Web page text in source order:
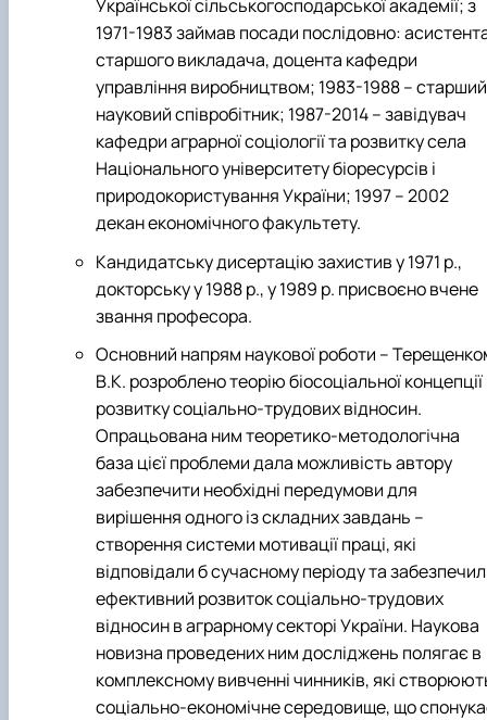
Української сільськогосподарської академії; з
1971-1983займав посади послідовно:
старшого викладача, доцента кафедри
управління виробництвом; 1983-1988 – старший
науковий співробітник; 1987-2014 – завідувач
кафедри аграрної соціології та розвитку села
Національного університету біоресурсів і
природокористування України; 1997 – 2002
декан економічного факультету.
Кандидатську дисертацію захистив у 1971 р.,
докторську у 1988 р., у 1989 р. присвоєно вчене
звання професора.
Основний напрям наукової роботи –
В.К. розроблено теорію біосоціальної концепції
розвитку соціально-трудових відносин.
Опрацьована ним теоретико-методологічна
база цієї проблеми дала можливість автору
забезпечити необхідні передумови для
вирішення одного із складних завдань –
створення системи мотивації праці, які
відповідали б сучасному періоду та
ефективний розвиток соціально-трудових
відносин в аграрному секторі України. Наукова
новизна проведених ним досліджень полягає в
комплексному вивченні чинників, які
соціально-економічне середовище, що